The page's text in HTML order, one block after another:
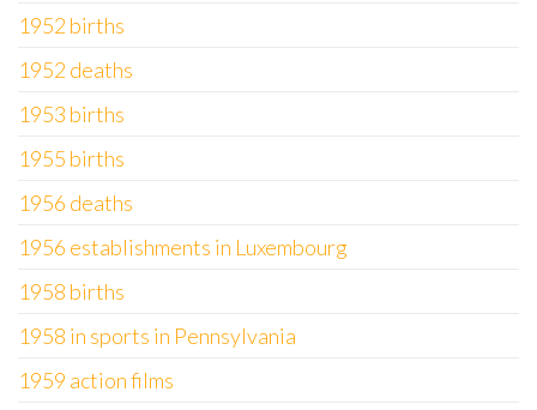
1952 births
1952 deaths
1953 births
1955 births
1956 deaths
1956 establishments in Luxembourg
1958 births
1958 in sports in Pennsylvania
1959 action films